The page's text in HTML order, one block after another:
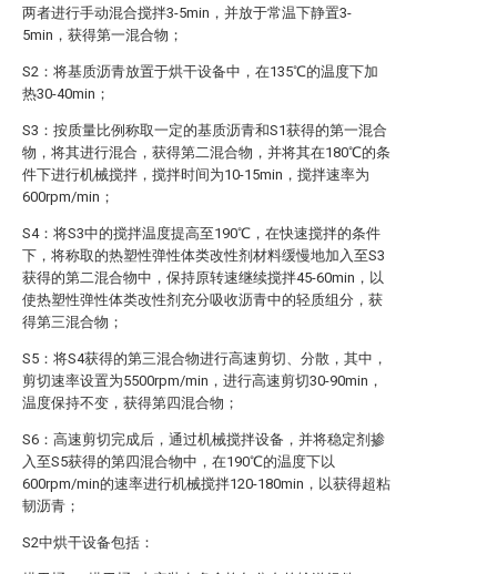
两者进行手动混合搅拌3-5min，并放于常温下静置3-
5min，获得第一混合物；
S2：将基质沥青放置于烘干设备中，在135℃的温度下加
热30-40min；
S3：按质量比例称取一定的基质沥青和S1获得的第一混合
物，将其进行混合，获得第二混合物，并将其在180℃的条
件下进行机械搅拌，搅拌时间为10-15min，搅拌速率为
600rpm/min；
S4：将S3中的搅拌温度提高至190℃，在快速搅拌的条件
下，将称取的热塑性弹性体类改性剂材料缓慢地加入至S3
获得的第二混合物中，保持原转速继续搅拌45-60min，以
使热塑性弹性体类改性剂充分吸收沥青中的轻质组分，获
得第三混合物；
S5：将S4获得的第三混合物进行高速剪切、分散，其中，
剪切速率设置为5500rpm/min，进行高速剪切30-90min，
温度保持不变，获得第四混合物；
S6：高速剪切完成后，通过机械搅拌设备，并将稳定剂掺
入至S5获得的第四混合物中，在190℃的温度下以
600rpm/min的速率进行机械搅拌120-180min，以获得超粘
韧沥青；
S2中烘干设备包括：